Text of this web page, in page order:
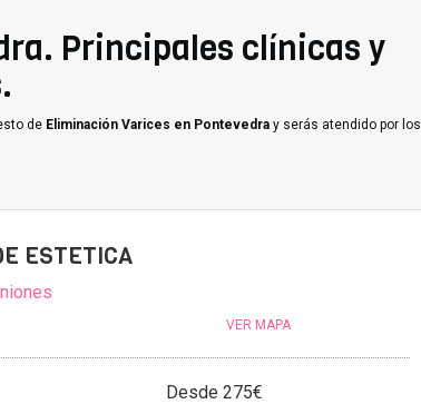
Principales clínicas y
de Eliminación Varices en Pontevedra y serás atendido por los
ESTETICA
VER MAPA
Desde 275€